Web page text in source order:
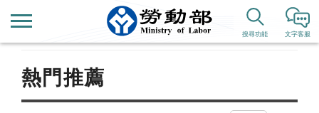
文字客服
搜尋功能
熱門推薦